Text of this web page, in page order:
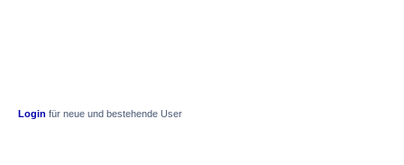
Login für neue und bestehende User